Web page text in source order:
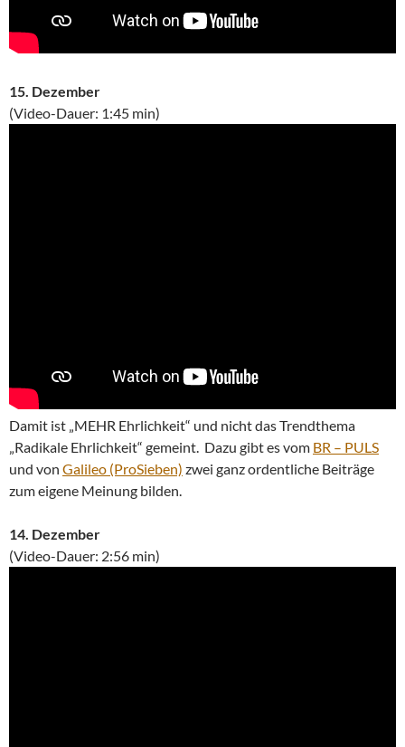
15. Dezember
(Video-Dauer: 1:45 min)
Damit ist „MEHR Ehrlichkeit“ und nicht das Trendthema
„Radikale Ehrlichkeit“ gemeint. Dazu gibt es vom BR – PULS
und von Galileo (ProSieben) zwei ganz ordentliche Beiträge
zum eigene Meinung bilden.
14. Dezember
(Video-Dauer: 2:56 min)